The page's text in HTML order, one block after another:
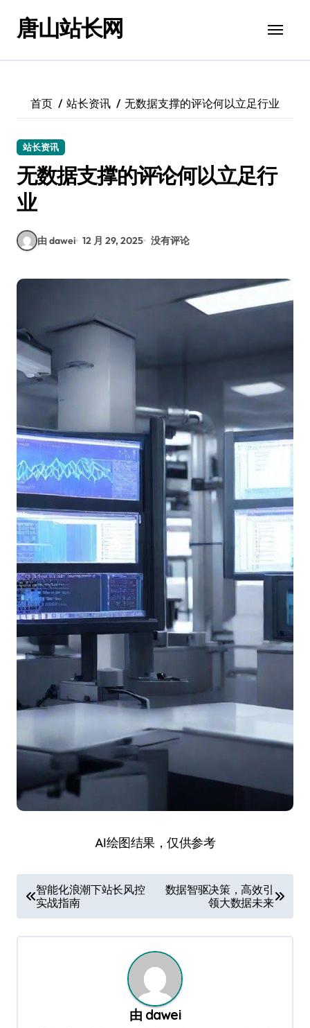
唐山站长网
首页 站长资讯 无数据支撑的评论何以立足行业
站长资讯
无数据支撑的评论何以立足行
业
由 dawei 12 月 29, 2025 没有评论
AI绘图结果，仅供参考
章
导
智能化浪潮下站长风控
实战指南
数据智驱决策，高效引
领大数据未来
由 dawei